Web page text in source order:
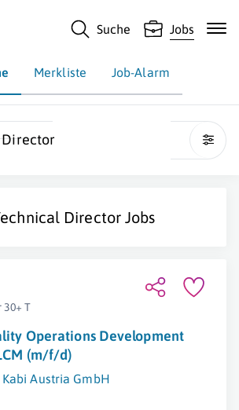
Suche Jobs
Merkliste Job-Alarm
DirectorJobs
30+ T
Operations Development
(m/f/d)
Austria GmbH